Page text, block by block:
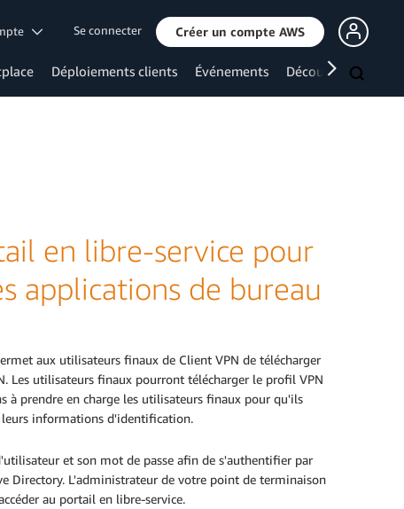
Se connecter Créer un compte AWS
Déploiements clients Événements Découvrir
en libre-service pour
applications de bureau
aux utilisateurs finaux de Client VPN de télécharger
Les utilisateurs finaux pourront télécharger le profil VPN
à prendre en charge les utilisateurs finaux pour qu'ils
informations d'identification.
et son mot de passe afin de s'authentifier par
Directory. L'administrateur de votre point de terminaison
au portail en libre-service.